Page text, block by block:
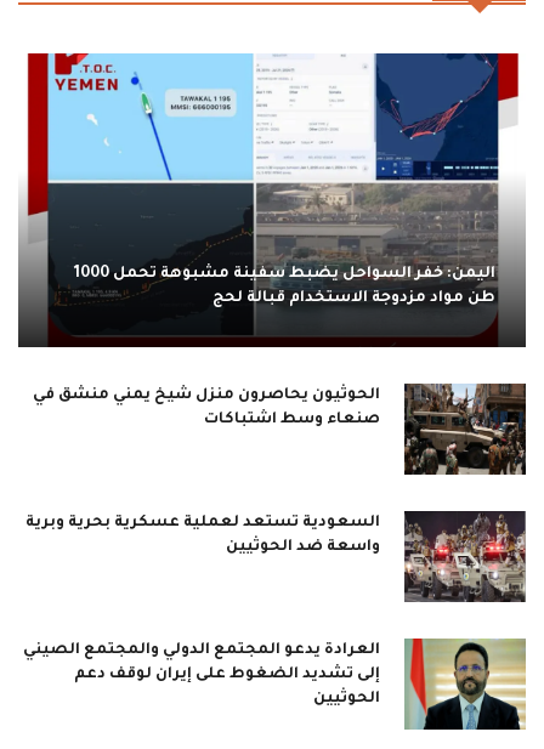
اليمن: خفر السواحل يضبط سفينة مشبوهة تحمل 1000
طن مواد مزدوجة الاستخدام قبالة لحج
الحوثيون يحاصرون منزل شيخ يمني منشق في
صنعاء وسط اشتباكات
السعودية تستعد لعملية عسكرية بحرية وبرية
واسعة ضد الحوثيين
العرادة يدعو المجتمع الدولي والمجتمع الصيني
إلى تشديد الضغوط على إيران لوقف دعم
الحوثيين